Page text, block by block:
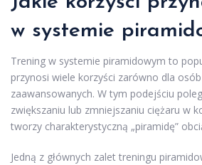
w systemie
Trening w systemie piramidowym to
przynosi wiele korzyści zarówno dla
zaawansowanych. W tym podejściu
zwiększaniu lub zmniejszaniu ciężaru w
tworzy charakterystyczną „piramidę”
Jedną z głównych zalet treningu